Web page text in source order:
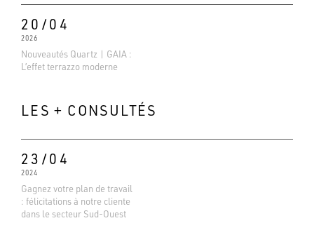
20/04
2026
Nouveautés Quartz | GAIA :
L’effet terrazzo moderne
LES + CONSULTÉS
23/04
2024
Gagnez votre plan de travail
: félicitations à notre cliente
dans le secteur Sud-Ouest